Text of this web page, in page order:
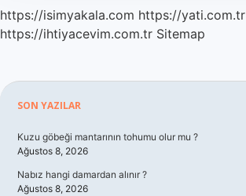
https://isimyakala.com https://yati.com.tr
https://ihtiyacevim.com.tr Sitemap
Sidebar
SON YAZILAR
Kuzu göbeği mantarının tohumu olur mu ?
Ağustos 8, 2026
Nabız hangi damardan alınır ?
Ağustos 8, 2026